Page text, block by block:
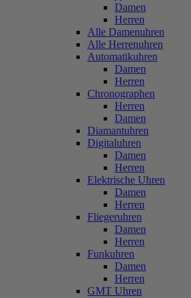
Damen
Herren
Alle Damenuhren
Alle Herrenuhren
Automatikuhren
Damen
Herren
Chronographen
Herren
Damen
Diamantuhren
Digitaluhren
Damen
Herren
Elektrische Uhren
Damen
Herren
Fliegeruhren
Damen
Herren
Funkuhren
Damen
Herren
GMT Uhren